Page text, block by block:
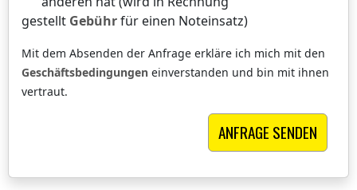
gestellt Gebührfür einen Noteinsatz)
Mit dem Absenden der Anfrage erkläre ich mich mit den
Geschäftsbedingungen einverstanden und bin mit ihnen
vertraut.